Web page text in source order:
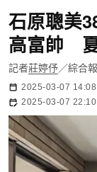
石原聰美
高富帥
記者莊婷伃／綜合
2025-03-07
2025-03-07